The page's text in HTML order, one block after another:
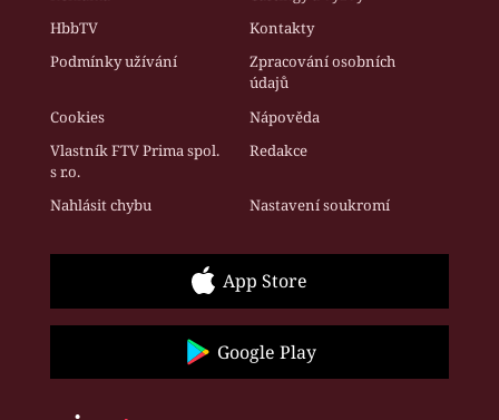
HbbTV
Kontakty
Podmínky užívání
Zpracování osobních
údajů
Cookies
Nápověda
Vlastník FTV Prima spol.
s r.o.
Redakce
Nahlásit chybu Nastavení soukromí
App Store
Google Play